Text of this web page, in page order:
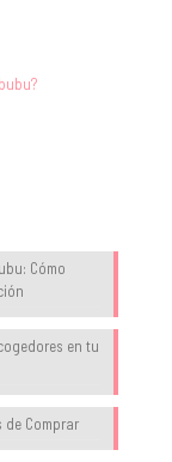
Cómo
en tu
de Comprar